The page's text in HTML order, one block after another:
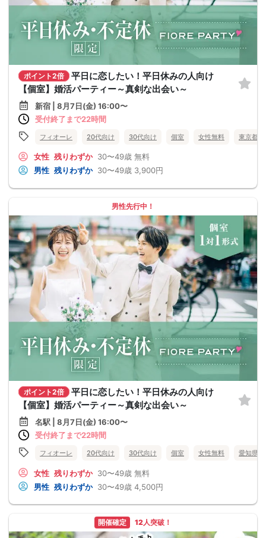
ポイント2倍
平日に恋したい！平日休みの人向け
【個室】婚活パーティー～真剣な出会い～
新宿 | 8月7日(金) 16:00〜
受付終了まで22時間
フィオーレ 20代向け 30代向け 個室 女性無料 東京都
女性 残りわずか 30〜49歳 無料
男性 残りわずか 30〜49歳 3,900円
男性先行中！
ポイント2倍
平日に恋したい！平日休みの人向け
【個室】婚活パーティー～真剣な出会い～
名駅 | 8月7日(金) 16:00〜
受付終了まで22時間
フィオーレ 20代向け 30代向け 個室 女性無料 愛知県
女性 残りわずか 30〜49歳 無料
男性 残りわずか 30〜49歳 4,500円
開催確定 12人突破！